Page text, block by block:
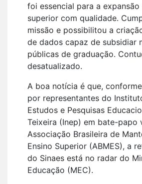
foi essencial para a
superior com qualidade.
missão e possibilitou a
de dados capaz de subsidiar
públicas de graduação.
desatualizado.
A boa notícia é que,
por representantes do
Estudos e Pesquisas
Teixeira (Inep) em bate-papo
Associação Brasileira de
Ensino Superior (ABMES), a
do Sinaes está no radar do
Educação (MEC).